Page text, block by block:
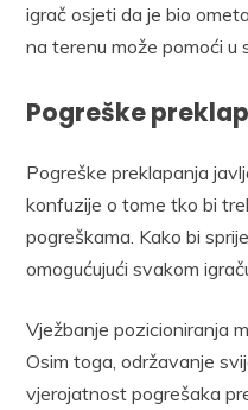
igrač osjeti da je bio
na terenu može pomoći u
Pogreške
Pogreške preklapanja
konfuzije o tome tko bi
pogreškama. Kako bi
omogućujući svakom
Vježbanje pozicioniranja
Osim toga, održavanje
vjerojatnost pogrešaka